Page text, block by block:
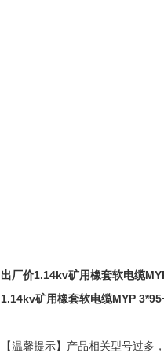
出厂价1.14kv矿用橡套软电缆
1.14kv矿用橡套软电缆MYP
【温馨提示】产品相关型号过